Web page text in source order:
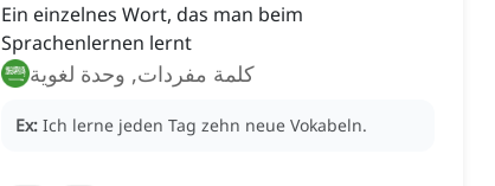
Ein einzelnes Wort, das man beim
Sprachenlernen lernt
كلمة مفردات, وحدة لغوية
Ex: Ich lerne jeden Tag zehn neue Vokabeln.